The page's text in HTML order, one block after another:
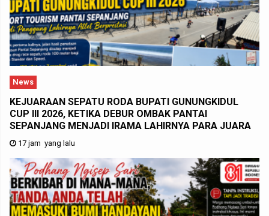
News
KEJUARAAN SEPATU RODA BUPATI GUNUNGKIDUL
CUP III 2026, KETIKA DEBUR OMBAK PANTAI
SEPANJANG MENJADI IRAMA LAHIRNYA PARA JUARA
17 jam yang lalu